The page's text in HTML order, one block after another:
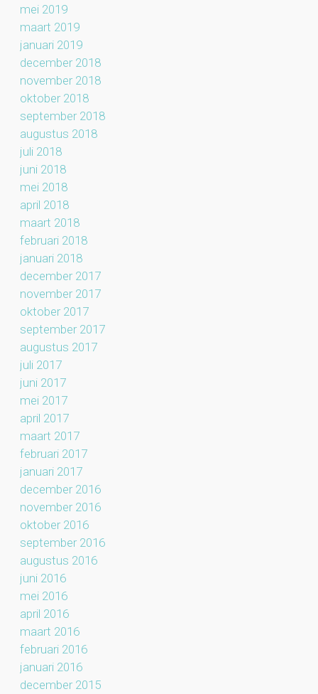
mei 2019
maart 2019
januari 2019
december 2018
november 2018
oktober 2018
september 2018
augustus 2018
juli 2018
juni 2018
mei 2018
april 2018
maart 2018
februari 2018
januari 2018
december 2017
november 2017
oktober 2017
september 2017
augustus 2017
juli 2017
juni 2017
mei 2017
april 2017
maart 2017
februari 2017
januari 2017
december 2016
november 2016
oktober 2016
september 2016
augustus 2016
juni 2016
mei 2016
april 2016
maart 2016
februari 2016
januari 2016
december 2015